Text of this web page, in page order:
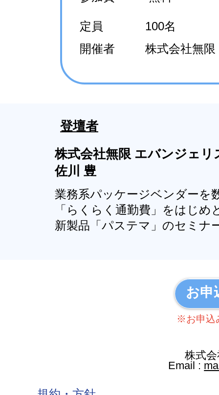
お申
株式
Email :
定員 100名
開催者 株式会社無限
株式会社無限 エバンジェリ
佐川 豊
業務系パッケージベンダーを
「らくらく通勤費」をはじ
新製品「パステマ」のセミナ
登壇者
※お申込